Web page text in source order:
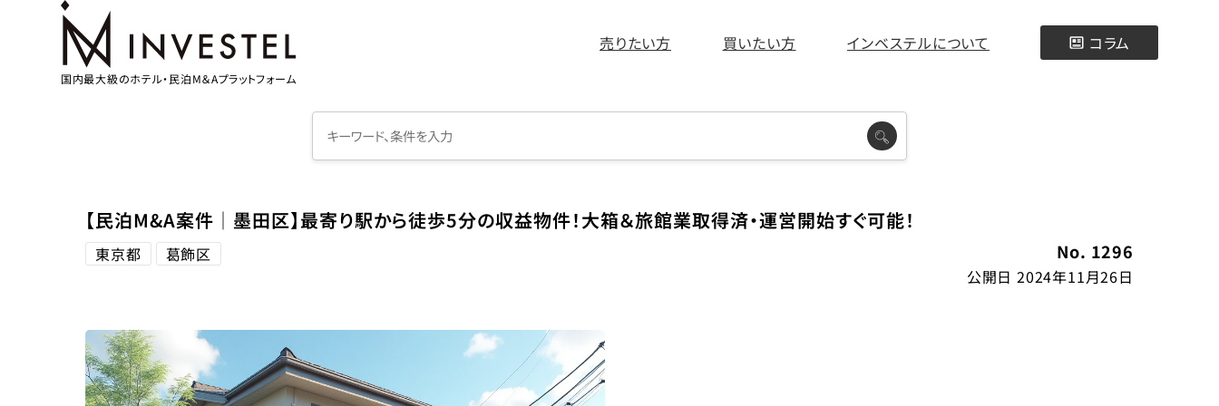
国内最大級のホテル・民泊M＆Aプラットフォーム
売りたい方 買いたい方 インベステルについて コラム
【民泊M&A案件│墨田区】最寄り駅から徒歩5分の収益物件！大箱＆旅館業取得済・運営開始すぐ可能！
東京都 葛飾区 No. 1296
公開日 2024年11月26日